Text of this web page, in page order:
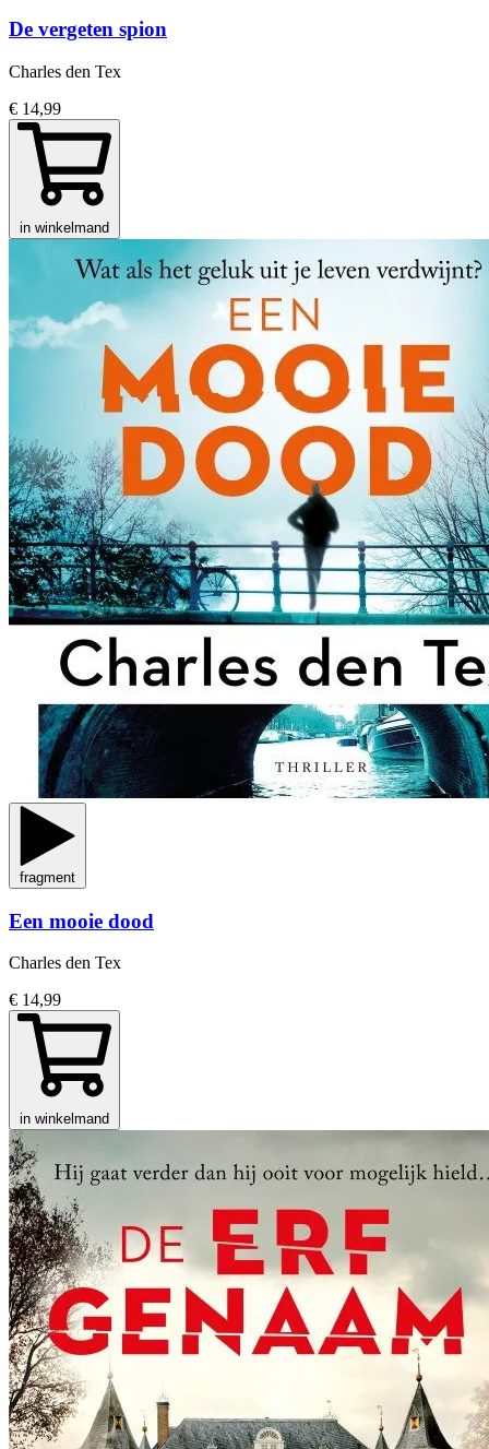
De vergeten spion
Charles den Tex
€ 14,99
in winkelmand
fragment
Een mooie dood
Charles den Tex
€ 14,99
in winkelmand